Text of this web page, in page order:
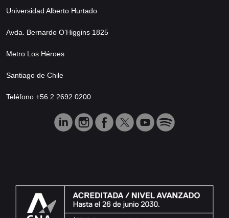
Universidad Alberto Hurtado
Avda. Bernardo O’Higgins 1825
Metro Los Héroes
Santiago de Chile
Teléfono +56 2 2692 0200